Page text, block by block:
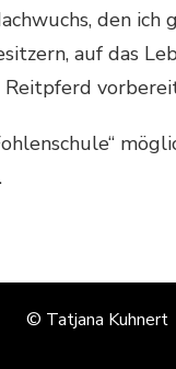
den ich
auf das
Reitpferd
© Tatjana Kuhnert